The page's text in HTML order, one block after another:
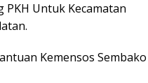
PKH Untuk Kecamatan
Kemensos Sembako